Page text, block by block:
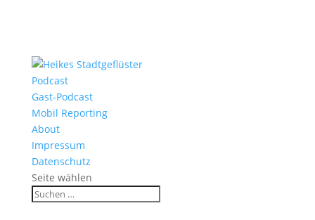
Podcast
Gast-Podcast
Mobil Reporting
About
Impressum
Datenschutz
Seite wählen